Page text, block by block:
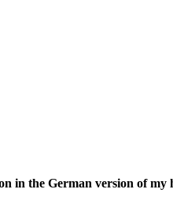
in the German version of my